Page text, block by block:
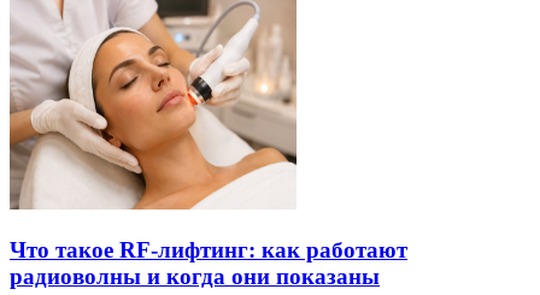
Что такое RF-лифтинг: как работают
радиоволны и когда они показаны